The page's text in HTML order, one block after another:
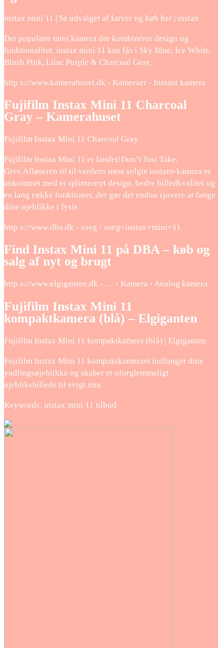
instax mini 11 | Se udvalget af farver og køb her | instax
Det populære mini kamera der kombinerer design og
funktionalitet. instax mini 11 kan fås i Sky Blue, Ice White,
Blush Pink, Lilac Purple & Charcoal Gray.
http s://www.kamerahuset.dk › Kameraer › Instant kamera
Fujifilm Instax Mini 11 Charcoal
Gray – Kamerahuset
Fujifilm Instax Mini 11 Charcoal Gray
Fujifilm Instax Mini 11 er landet!Don’t Just Take,
Give.Afløseren til til verdens mest solgte instant-kamera er
ankommet med et splinternyt design, bedre billedkvalitet og
en lang række funktioner, der gør det endnu sjovere at fange
dine øjeblikke i fysis
http s://www.dba.dk › soeg › soeg=instax+mini+11
Find Instax Mini 11 på DBA – køb og
salg af nyt og brugt
http s://www.elgiganten.dk › … › Kamera › Analog kamera
Fujifilm Instax Mini 11
kompaktkamera (blå) – Elgiganten
Fujifilm Instax Mini 11 kompaktkamera (blå) | Elgiganten
Fujifilm Instax Mini 11 kompaktkameraet indfanger dine
yndlingsøjeblikke og skaber et uforglemmeligt
øjebliksbillede til evigt min
Keywords: instax mini 11 tilbud